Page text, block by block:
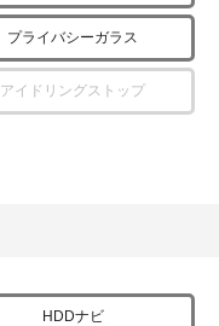
プライバシーガラス
アイドリングストップ
HDDナビ